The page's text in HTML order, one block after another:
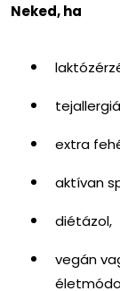
Neked, ha
extra
aktívan
diétázol,
vegán